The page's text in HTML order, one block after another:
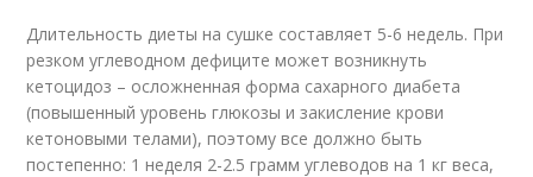
Длительность диеты на сушке составляет 5-6 недель. При
резком углеводном дефиците может возникнуть
кетоцидоз – осложненная форма сахарного диабета
(повышенный уровень глюкозы и закисление крови
кетоновыми телами), поэтому все должно быть
постепенно: 1 неделя 2-2.5 грамм углеводов на 1 кг веса,